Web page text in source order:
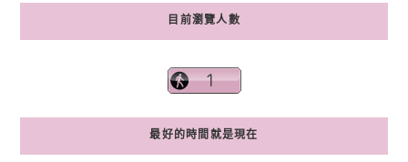
目前瀏覽人數
最好的時間就是現在